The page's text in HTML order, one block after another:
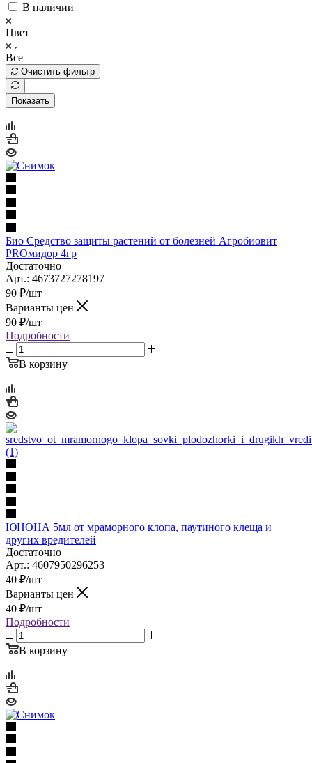
В наличии
Цвет
Все
Очистить фильтр
Показать
Био Средство защиты растений от болезней Агробиовит
PROмидор 4гр
Достаточно
Арт.: 4673727278197
90 ₽/шт
Варианты цен
90 ₽/шт
Подробности
В корзину
ЮНОНА 5мл от мраморного клопа, паутиного клеща и
других вредителей
Достаточно
Арт.: 4607950296253
40 ₽/шт
Варианты цен
40 ₽/шт
Подробности
В корзину